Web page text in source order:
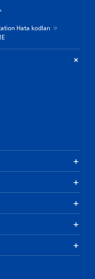
Hata kodları